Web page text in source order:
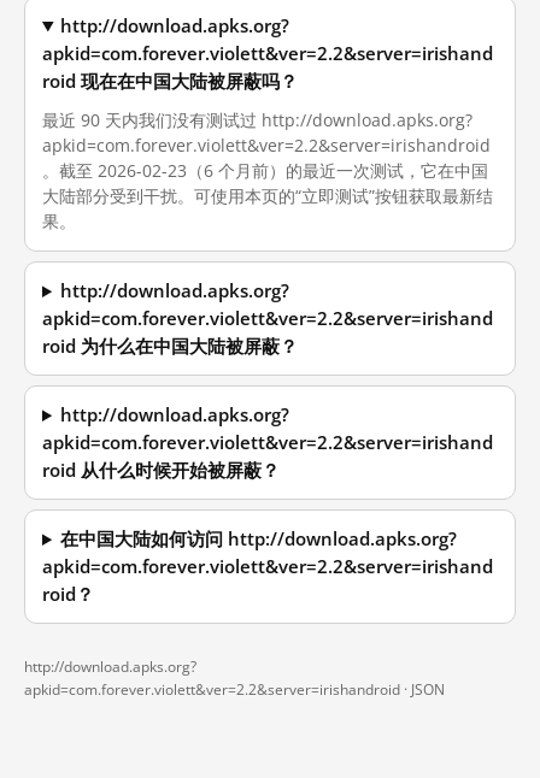
http://download.apks.org?
apkid=com.forever.violett&ver=2.2&server=irishand
roid 现在在中国大陆被屏蔽吗？
最近 90 天内我们没有测试过 http://download.apks.org?
apkid=com.forever.violett&ver=2.2&server=irishandroid
。截至 2026-02-23（6 个月前）的最近一次测试，它在中国
大陆部分受到干扰。可使用本页的“立即测试”按钮获取最新结
果。
http://download.apks.org?
apkid=com.forever.violett&ver=2.2&server=irishand
roid 为什么在中国大陆被屏蔽？
http://download.apks.org?
apkid=com.forever.violett&ver=2.2&server=irishand
roid 从什么时候开始被屏蔽？
在中国大陆如何访问 http://download.apks.org?
apkid=com.forever.violett&ver=2.2&server=irishand
roid？
http://download.apks.org?
apkid=com.forever.violett&ver=2.2&server=irishandroid · JSON